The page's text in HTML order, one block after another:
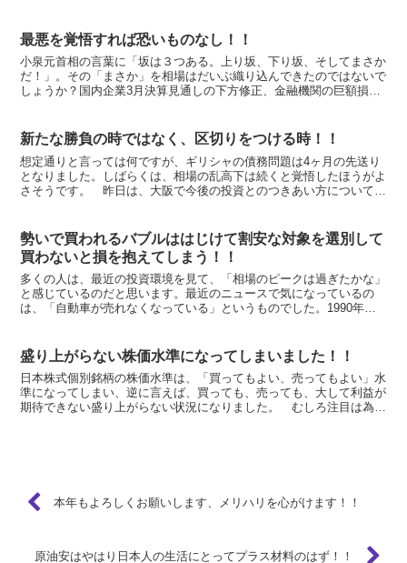
最悪を覚悟すれば恐いものなし！！
小泉元首相の言葉に「坂は３つある。上り坂、下り坂、そしてまさか
だ！」。その「まさか」を相場はだいぶ織り込んできたのではないで
しょうか？国内企業3月決算見通しの下方修正、金融機関の巨額損
新たな勝負の時ではなく、区切りをつける時！！
想定通りと言っては何ですが、ギリシャの債務問題は4ヶ月の先送り
となりました。しばらくは、相場の乱高下は続くと覚悟したほうがよ
さそうです。 昨日は、大阪で今後の投資とのつきあい方について話
勢いで買われるバブルははじけて割安な対象を選別して
買わないと損を抱えてしまう！！
多くの人は、最近の投資環境を見て、「相場のピークは過ぎたかな」
と感じているのだと思います。最近のニュースで気になっているの
は、「自動車が売れなくなっている」というものでした。1990年に
盛り上がらない株価水準になってしまいました！！
日本株式個別銘柄の株価水準は、「買ってもよい、売ってもよい」水
準になってしまい、逆に言えば、買っても、売っても、大して利益が
期待できない盛り上がらない状況になりました。 むしろ注目は為替
本年もよろしくお願いします、メリハリを心がけます！！
原油安はやはり日本人の生活にとってプラス材料のはず！！